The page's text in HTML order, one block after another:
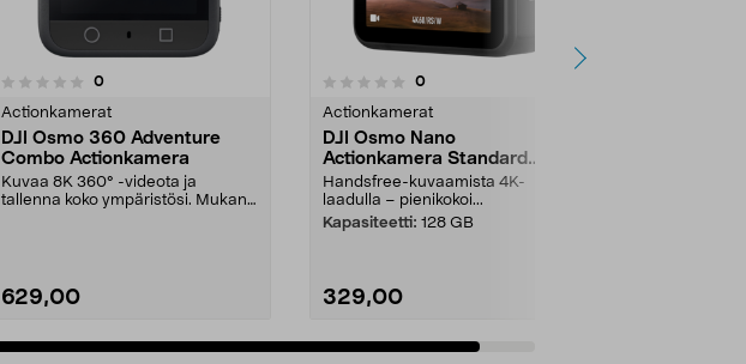
0arvostelut
Actionkamerat
DJI Osmo 360 Adventure
Combo Actionkamera
Kuvaa 8K 360° -videota ja
tallenna koko ympäristösi. Mukana
629,00
0.0 viidestä
0arvostelut
Actionkamerat
DJI Osmo Nano
Actionkamera Standard
Combo
Handsfree-kuvaamista 4K-
laadulla – pienikokoi...
Kapasiteetti: 128 GB
329,00